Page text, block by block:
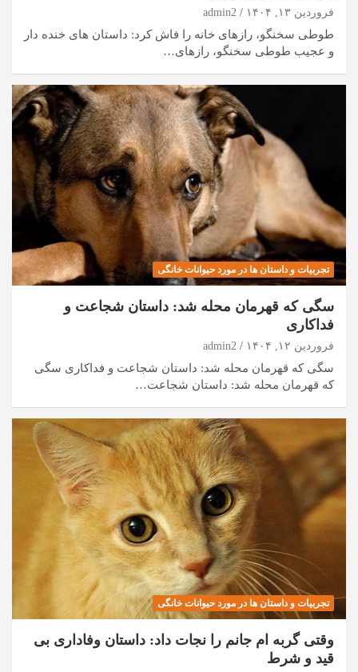
فروردین ۱۳, ۱۴۰۴ admin2
طوطی سخنگو، رازهای خانه را فاش کرد: داستان های خنده دار
و عجیب طوطی سخنگو، رازهای…
تجربیات و داستان ها در مورد حیوانات خانگی
سگی که قهرمان محله شد: داستان شجاعت و
فداکاری
فروردین ۱۲, ۱۴۰۴ admin2
سگی که قهرمان محله شد: داستان شجاعت و فداکاری سگی
که قهرمان محله شد: داستان شجاعت…
تجربیات و داستان ها در مورد حیوانات خانگی
وقتی گربه ام جانم را نجات داد: داستان وفاداری بی
قید و شرط